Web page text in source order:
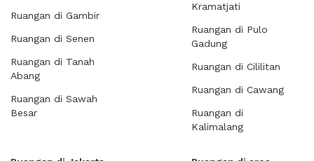
Ruangan di Gambir
Ruangan di Senen
Ruangan di Tanah
Abang
Ruangan di Sawah
Besar
Kramatjati
Ruangan di Pulo
Gadung
Ruangan di Cililitan
Ruangan di Cawang
Ruangan di
Kalimalang